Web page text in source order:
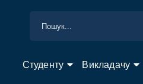
Студенту Викладачу